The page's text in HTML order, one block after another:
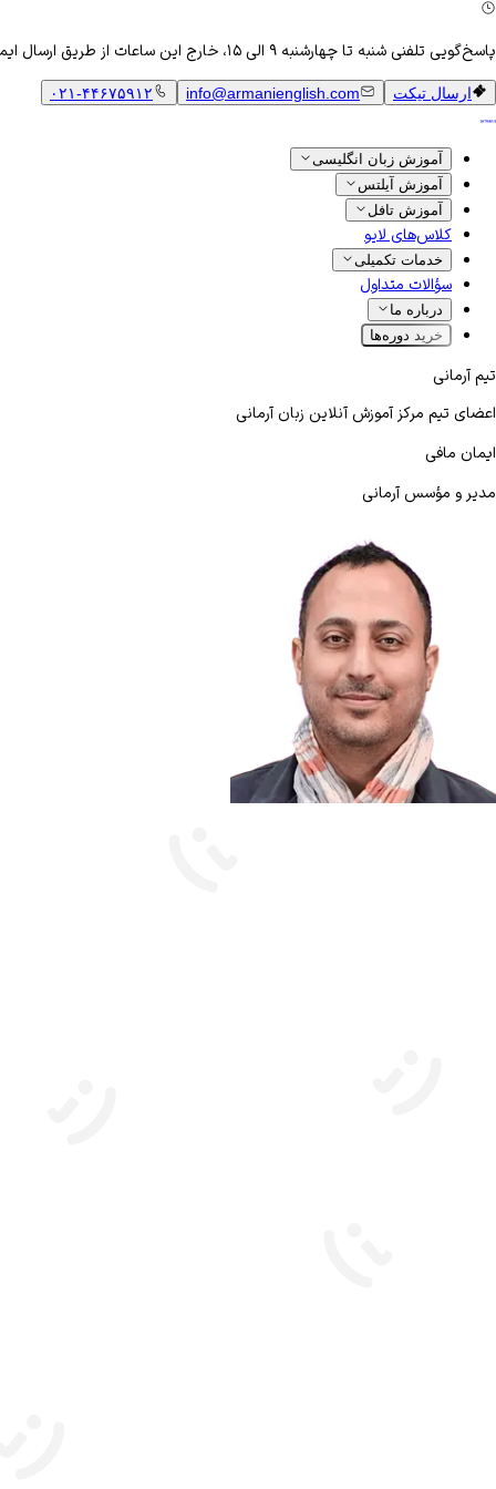
پاسخ‌گویی تلفنی شنبه تا چهارشنبه ۹ الی ۱۵، خارج این ساعات از طریق ارسال ایمیل
ارسال تیکت info@armanienglish.com ۰۲۱-۴۴۶۷۵۹۱۲
آموزش زبان انگلیسی
آموزش آیلتس
آموزش تافل
کلاس‌های لایو
خدمات تکمیلی
سؤالات متداول
درباره ما
خرید دوره‌ها
تیم آرمانی
اعضای تیم مرکز آموزش آنلاین زبان آرمانی
ایمان مافی
مدیر و مؤسس آرمانی